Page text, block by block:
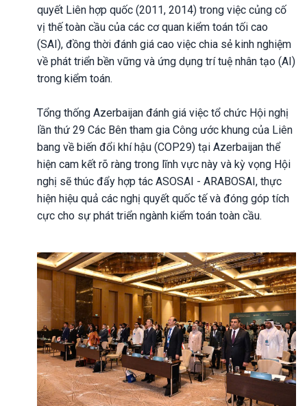
quyết Liên hợp quốc (2011, 2014) trong việc củng cố
vị thế toàn cầu của các cơ quan kiểm toán tối cao
(SAI), đồng thời đánh giá cao việc chia sẻ kinh nghiệm
về phát triển bền vững và ứng dụng trí tuệ nhân tạo (AI)
trong kiểm toán.
Tổng thống Azerbaijan đánh giá việc tổ chức Hội nghị
lần thứ 29 Các Bên tham gia Công ước khung của Liên
bang về biến đổi khí hậu (COP29) tại Azerbaijan thể
hiện cam kết rõ ràng trong lĩnh vực này và kỳ vọng Hội
nghị sẽ thúc đẩy hợp tác ASOSAI - ARABOSAI, thực
hiện hiệu quả các nghị quyết quốc tế và đóng góp tích
cực cho sự phát triển ngành kiểm toán toàn cầu.